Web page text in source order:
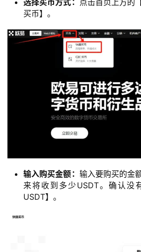
买币】。
输入购买金额： 输入要购买的金
来将收到多少USDT。确认没
USDT】。